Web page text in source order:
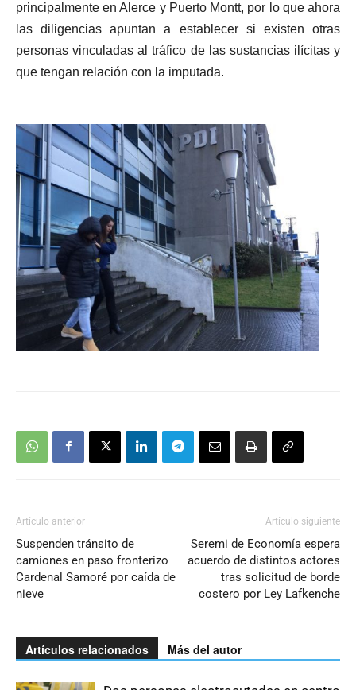
principalmente en Alerce y Puerto Montt, por lo que ahora
las diligencias apuntan a establecer si existen otras
personas vinculadas al tráfico de las sustancias ilícitas y
que tengan relación con la imputada.
Artículo anterior
Suspenden tránsito de
camiones en paso fronterizo
Cardenal Samoré por caída de
nieve
Artículo siguiente
Seremi de Economía espera
acuerdo de distintos actores
tras solicitud de borde
costero por Ley Lafkenche
Artículos relacionados Más del autor